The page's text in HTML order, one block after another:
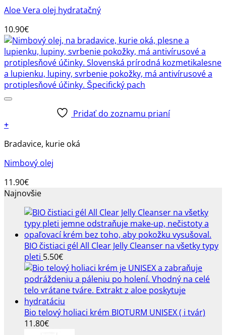
Aloe Vera olej hydratačný
10.90€
Pridať do zoznamu prianí
+
Bradavice, kurie oká
Nimbový olej
11.90€
Najnovšie
BIO čistiaci gél All Clear Jelly Cleanser na všetky typy
pleti 5.50€
Bio telový holiaci krém BIOTURM UNISEX ( i tvár)
11.80€